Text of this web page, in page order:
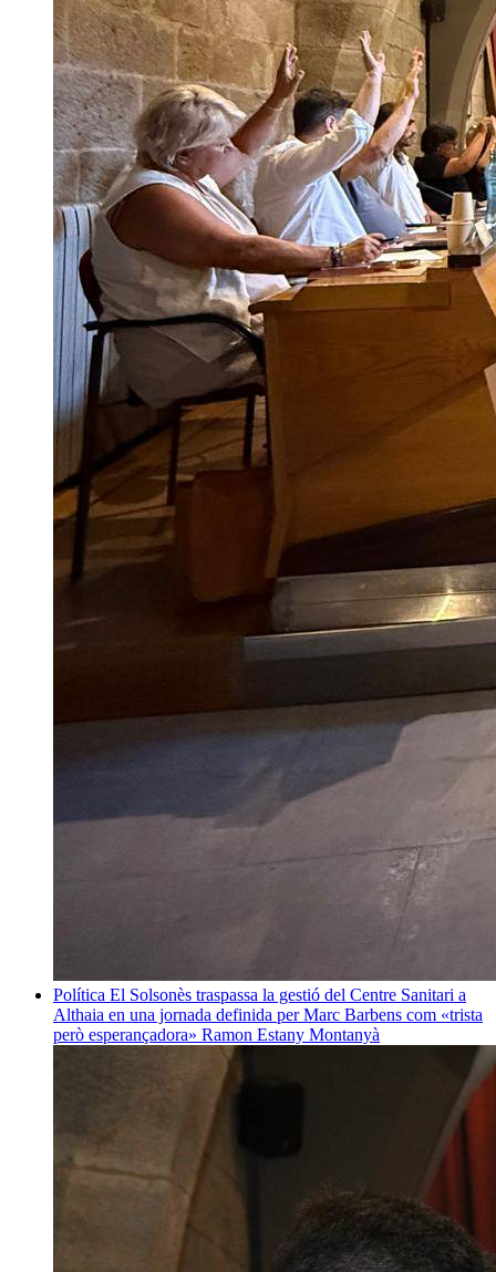
Política El Solsonès traspassa la gestió del Centre Sanitari a
Althaia en una jornada definida per Marc Barbens com «trista
però esperançadora» Ramon Estany Montanyà